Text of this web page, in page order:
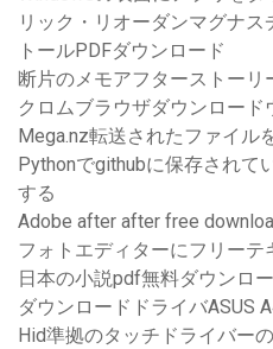
リック・リオーダンマグナス
トールPDFダウンロード
断片のメモアフターストーリ
クロムブラウザダウンロード
Mega.nz転送されたファイル
Pythonでgithubに保存されて
する
Adobe after after free
フォトエディターにフリーテ
日本の小説pdf無料ダウンロ
ダウンロードドライバASUS
Hid準拠のタッチドライバー